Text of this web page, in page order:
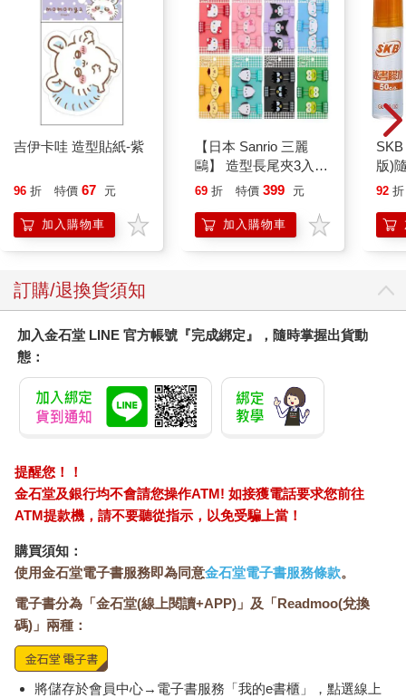
全面、更完整的觀點。
整合不同領域（例如睡眠、醫學、營養學、運動、恢復與心態）
解決方案的能力，對提出創新且具長期效果的「棘手問題」解方
極其關鍵。
複雜性與系統性思維專家西德尼．德克博士（Sidney Dekker）曾
說：「你不能把一個複雜系統簡化為其中一部分，因為那麼做只
會讓事情極端且可惜地過度簡化。」一個系統的成果，從來不是
來自單一部分，而是源自所有部位之間的相互作用。
要在中年達成目標，沒有什麼靈丹妙藥、秘訣或一鍵啟動的捷
徑。唯有努力、穩定地持續執行，並遵循有科學實證的計畫，才
在整個過程（而非單看結果），並養成良好的習慣（而非急於求
成），你就能達成巔峰 40 的最佳狀態。
友善學習 vs. 棘手學習
要在中年時重新找回健康、體態與表現，並不是一個「友善」的
學習過程。所謂「友善」的學習環境，指的是可以迅速得到成
果，並提供即時回饋，讓你能找到正確的解決方法。高爾夫看似
並非「友善」的學習環境，但它實際上是。當你擊球後，結果立
刻呈現在眼前，如果你懂得揮桿原理，就能馬上修正錯誤。在
「友善型」學習環境中，你可以先選擇策略，再依據結果進行評
估，整個過程非常線性；而由於不確定性與模糊性較低，電腦在
複雜性、模糊性與不確定性則高得多。在這樣的環境中，你必須
先（廣泛地）進行評估，之後再選擇策略。最大的挑戰在於，回
饋並非即時出現。你往往需要經過數天、數週，甚至數個月後，
才會明白自己是否正在學習、是否有進步。高血壓、糖尿病或心
臟病這類慢性病的管理，就屬於「棘手型」學習環境的範例。減
重也是另一個經典案例：成果不會立即顯現，過程也缺乏明確的
常很複雜，充滿不確性與模糊性。這需要時間的累積，且若不實
踐一段時間，往往難以確定、感受或理解自己是否走在正確的道
路上。這個過程，正是所謂的深度學習。
騎士與大象
吉伊卡哇 造型貼紙-紫
96 折 特價 67 元
加入購物車
【日本 Sanrio 三麗
鷗】 造型長尾夾3入組
(8款可選) 凱蒂貓 Hello
企鵝
69 折 特價 399 元
加入購物車
版)
92 折
訂購/退換貨須知
加入金石堂 LINE 官方帳號『完成綁定』，隨時掌握出貨動
態：
提醒您！！
金石堂及銀行均不會請您操作ATM! 如接獲電話要求您前往
ATM提款機，請不要聽從指示，以免受騙上當！
購買須知：
使用金石堂電子書服務即為同意金石堂電子書服務條款。
電子書分為「金石堂(線上閱讀+APP)」及「Readmoo(兌換
碼)」兩種：
將儲存於會員中心→電子書服務「我的e書櫃」，點選線上